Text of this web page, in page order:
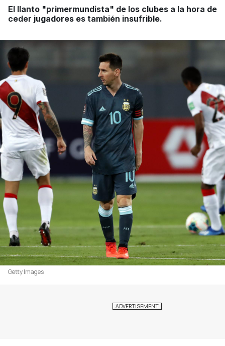
El llanto "primermundista" de los clubes a la hora de
ceder jugadores es también insufrible.
Getty Images